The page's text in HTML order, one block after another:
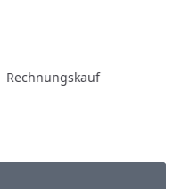
Rechnungskauf